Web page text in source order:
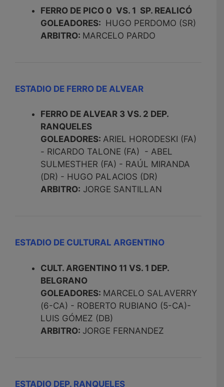
FERRO DE PICO 0 VS. 1 SP. REALICÓ
GOLEADORES: HUGO PERDOMO (SR)
ARBITRO: MARCELO PARDO
ESTADIO DE FERRO DE ALVEAR
FERRO DE ALVEAR 3 VS. 2 DEP.
RANQUELES
GOLEADORES: ARIEL HORODESKI (FA)
- RICARDO TALONE (FA) - ABEL
SULMESTHER (FA) - RAÚL MIRANDA
(DR) - HUGO PALACIOS (DR)
ARBITRO: JORGE SANTILLAN
ESTADIO DE CULTURAL ARGENTINO
CULT. ARGENTINO 11 VS. 1 DEP.
BELGRANO
GOLEADORES: MARCELO SALAVERRY
(6-CA) - ROBERTO RUBIANO (5-CA)-
LUIS GÓMEZ (DB)
ARBITRO: JORGE FERNANDEZ
ESTADIO DEP. RANQUELES